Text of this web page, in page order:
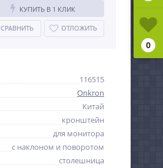
КУПИТЬ В 1 КЛИК
СРАВНИТЬ ОТЛОЖИТЬ
116515
Onkron
Китай
кронштейн
для монитора
с наклоном и поворотом
столешница
0